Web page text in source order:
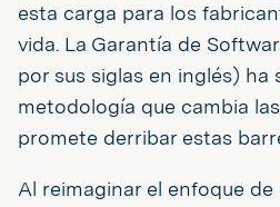
esta carga para los
vida. La Garantía de
por sus siglas en inglés) ha
metodología que cambia
promete derribar estas
Al reimaginar el enfoque de